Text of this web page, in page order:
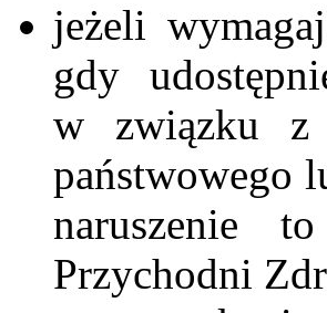
jeżeli
gdy
w związku z
państwowego
naruszenie
Przychodni